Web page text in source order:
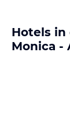
Hotels in
Monica -